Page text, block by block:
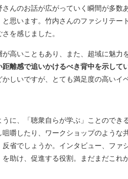
んのお話が広がっていく瞬間が多数
と思います。竹内さんのファシリテ
を感じました。
高いこともあり、また、超域に魅力
距離感で追いかけるべき背中を示して
かしいですが、とても満足度の高いイ
に、「聴衆自らが学ぶ」ことのでき
嚼したり、ワークショップのような
省でしょうか。インタビュー、ファ
を助け、促進する役割。まだまだこれ